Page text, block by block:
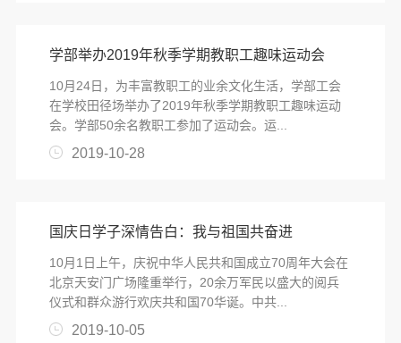
学部举办2019年秋季学期教职工趣味运动会
10月24日，为丰富教职工的业余文化生活，学部工会
在学校田径场举办了2019年秋季学期教职工趣味运动
会。学部50余名教职工参加了运动会。运...
2019-10-28
国庆日学子深情告白：我与祖国共奋进
10月1日上午，庆祝中华人民共和国成立70周年大会在
北京天安门广场隆重举行，20余万军民以盛大的阅兵
仪式和群众游行欢庆共和国70华诞。中共...
2019-10-05